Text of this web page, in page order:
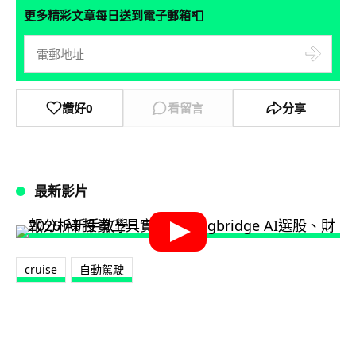
更多精彩文章每日送到電子郵箱📮
讚好0 看留言 分享
最新影片
cruise 自動駕駛